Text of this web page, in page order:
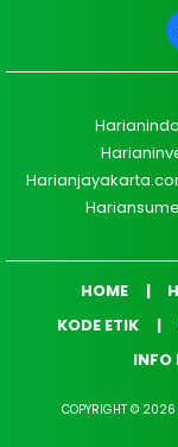
HOME
KODE ETIK
INFO
COPYRIGHT © 2026